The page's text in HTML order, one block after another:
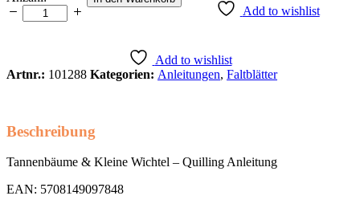
&
Kleine
Quilling
Anleitung
Add to wishlist
Add to wishlist
Artnr.: 101288 Kategorien: Anleitungen, Faltblätter
Beschreibung
Tannenbäume & Kleine Wichtel – Quilling Anleitung
EAN: 5708149097848